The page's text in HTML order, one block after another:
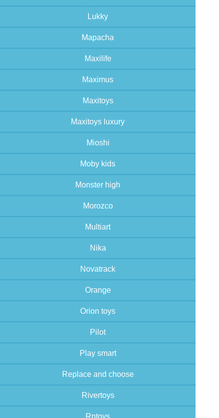
Lukky
Mapacha
Maxilife
Maximus
Maxitoys
Maxitoys luxury
Mioshi
Moby kids
Monster high
Morozco
Multiart
Nika
Novatrack
Orange
Orion toys
Pilot
Play smart
Replace and choose
Rivertoys
Rntoys